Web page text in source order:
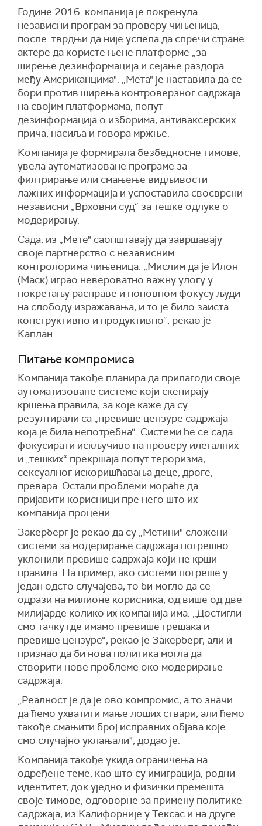
Године 2016. компанија је покренула
независни програм за проверу чињеница,
после тврдњи да није успела да спречи стране
актере да користе њене платформе „за
ширење дезинформација и сејање раздора
међу Американцима". „Мета" је наставила да се
бори против ширења контроверзног садржаја
на својим платформама, попут
дезинформација о изборима, антиваксерских
прича, насиља и говора мржње.
Компанија је формирала безбедносне тимове,
увела аутоматизоване програме за
филтрирање или смањење видљивости
лажних информација и успоставила своєврсни
независни „Врховни суд“ за тешке одлуке о
модерирању.
Сада, из „Мете" саопштавају да завршавају
своје партнерство с независним
контролорима чињеница. „Мислим да је Илон
(Маск) играо невероватно важну улогу у
покретању расправе и поновном фокусу људи
на слободу изражавања, и то је било заиста
конструктивно и продуктивно“, рекао је
Каплан.
Питање компромиса
Компанија такође планира да прилагоди своје
аутоматизоване системе који скенирају
кршења правила, за које каже да су
резултирали са „превише цензуре садржаја
која је била непотребна“. Системи ће се сада
фокусирати искључиво на проверу илегалних
и „тешких“ прекршаја попут тероризма,
сексуалног искоришћавања деце, дроге,
превара. Остали проблеми мораће да
пријавити корисници пре него што их
компанија процени.
Закерберг је рекао да су „Метини" сложени
системи за модерирање садржаја погрешно
уклонили превише садржаја који не крши
правила. На пример, ако системи погреше у
један одсто случајева, то би могло да се
одрази на милионе корисника, од више од две
милијарде колико их компанија има. „Достигли
смо тачку где имамо превише грешака и
превише цензуре“, рекао је Закерберг, али и
признао да би нова политика могла да
створити нове проблеме око модерирање
садржаја.
„Реалност је да је ово компромис, а то значи
да ћемо ухватити мање лоших ствари, али ћемо
такође смањити број исправних објава које
смо случајно уклањали", додао је.
Компанија такође укида ограничења на
одређене теме, као што су имиграција, родни
идентитет, док уједно и физички премешта
своје тимове, одговорне за примену политике
садржаја, из Калифорније у Тексас и на друге